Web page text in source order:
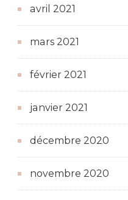
avril 2021
mars 2021
février 2021
janvier 2021
décembre 2020
novembre 2020